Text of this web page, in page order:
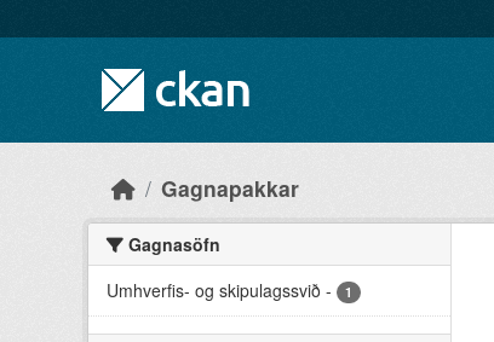
Gagnapakkar
Gagnasöfn
Umhverfis- og skipulagssvið - 1